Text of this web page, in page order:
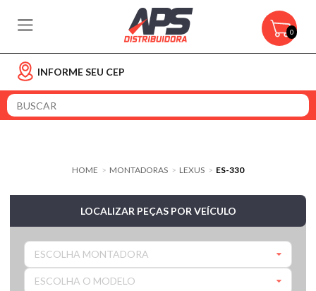
0
INFORME SEU CEP
HOME > MONTADORAS > LEXUS > ES-330
LOCALIZAR PEÇAS POR VEÍCULO
ESCOLHA MONTADORA
ESCOLHA O MODELO